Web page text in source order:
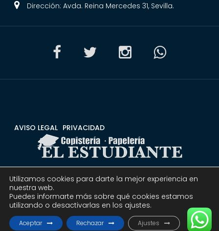
Dirección: Avda. Reina Mercedes 31, Sevilla.
AVISO LEGAL PRIVACIDAD
CONDICIONES DEVOLUCIONES Y REEMBOLSOS
© 2020 Copistería Papelería El estudiante | Todos los
derechos reservados.
Utilizamos cookies para darte la mejor experiencia en
nuestra web.
Puedes informarte más sobre qué cookies estamos
utilizando o desactivarlas en los ajustes.
Aceptar Rechazar Ajustes